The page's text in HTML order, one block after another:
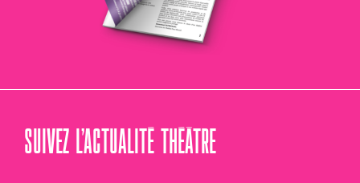
SUIVEZ L’ACTUALITÉ THÉÂTRE